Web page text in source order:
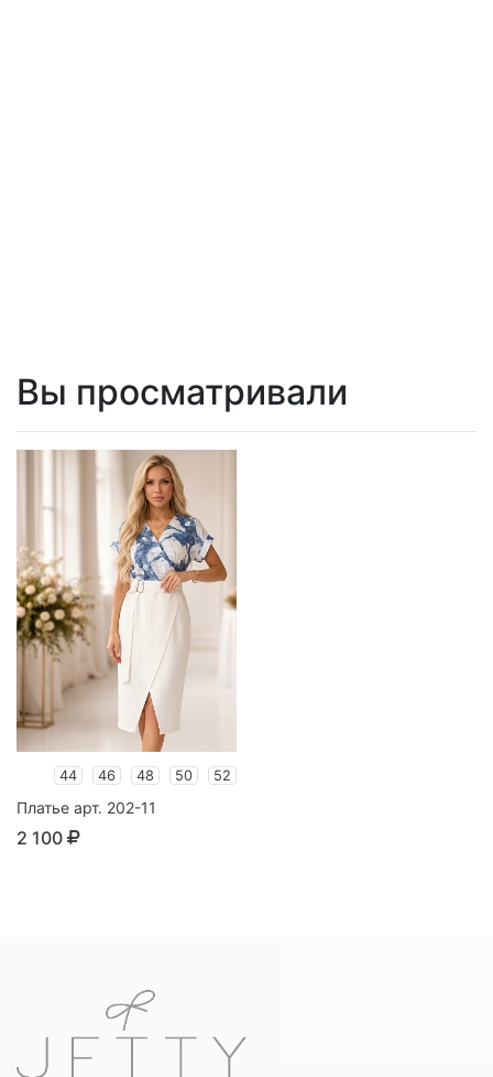
Вы просматривали
44 46 48 50 52
Платье арт. 202-11
2 100